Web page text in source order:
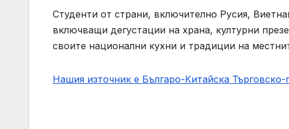
Студенти от страни, включително Русия,
включващи дегустации на храна, културни
своите национални кухни и традиции на
Нашия източник е Българо-Китайска